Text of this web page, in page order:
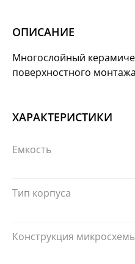
ОПИСАНИЕ
Многослойный
поверхностного монтажа
ХАРАКТЕРИСТИКИ
Емкость
Тип корпуса
Конструкция